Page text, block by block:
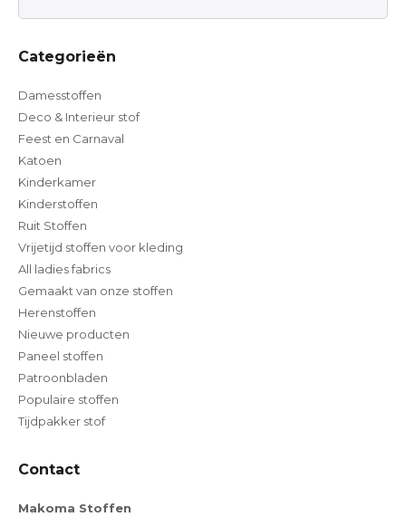
Categorieën
Damesstoffen
Deco & Interieur stof
Feest en Carnaval
Katoen
Kinderkamer
Kinderstoffen
Ruit Stoffen
Vrijetijd stoffen voor kleding
All ladies fabrics
Gemaakt van onze stoffen
Herenstoffen
Nieuwe producten
Paneel stoffen
Patroonbladen
Populaire stoffen
Tijdpakker stof
Contact
Makoma Stoffen